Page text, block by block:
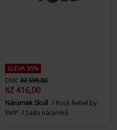
SLEVA 30%
DMC Kč 599,00
Kč 416,00
Náramek Skull
Rock Rebel by
EMP
Sada náramků